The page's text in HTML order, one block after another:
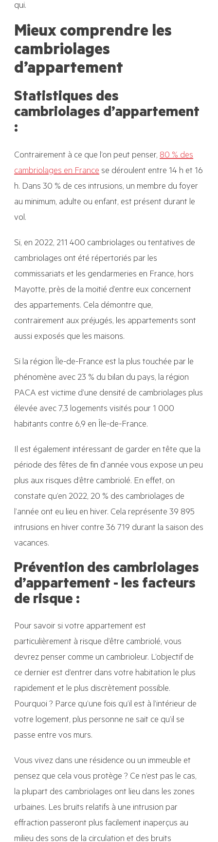
qui.
Mieux comprendre les
cambriolages
d’appartement
Statistiques des
cambriolages d’appartement
:
Contrairement à ce que l’on peut penser,80 % des
cambriolages en France se déroulent entre 14 h et 16
h. Dans 30 % de ces intrusions, un membre du foyer
au minimum, adulte ou enfant, est présent durant le
vol.
Si, en 2022, 211 400 cambriolages ou tentatives de
cambriolages ont été répertoriés par les
commissariats et les gendarmeries en France, hors
Mayotte, près de la moitié d’entre eux concernent
des appartements. Cela démontre que,
contrairement aux préjugés, les appartements sont
aussi exposés que les maisons.
Si la région Île-de-France est la plus touchée par le
phénomène avec 23 % du bilan du pays, la région
PACA est victime d’une densité de cambriolages plus
élevée avec 7,3 logements visités pour 1 000
habitants contre 6,9 en Île-de-France.
Il est également intéressant de garder en tête que la
période des fêtes de fin d’année vous expose un peu
plus aux risques d’être cambriolé. En effet, on
constate qu’en 2022, 20 % des cambriolages de
l’année ont eu lieu en hiver. Cela représente 39 895
intrusions en hiver contre 36 719 durant la saison des
vacances.
Prévention des cambriolages
d’appartement - les facteurs
de risque :
Pour savoir si votre appartement est
particulièrement à risque d’être cambriolé, vous
devrez penser comme un cambrioleur. L’objectif de
ce dernier est d’entrer dans votre habitation le plus
rapidement et le plus discrètement possible.
Pourquoi ? Parce qu’une fois qu’il est à l’intérieur de
votre logement, plus personne ne sait ce qu’il se
passe entre vos murs.
Vous vivez dans une résidence ou un immeuble et
pensez que cela vous protège ? Ce n’est pas le cas,
la plupart des cambriolages ont lieu dans les zones
urbaines. Les bruits relatifs à une intrusion par
effraction passeront plus facilement inaperçus au
milieu des sons de la circulation et des bruits